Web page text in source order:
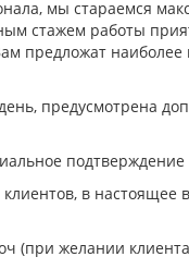
мы стараемся
стажем работы
предложат
предусмотрена
подтверждение
в настоящее
(при желании